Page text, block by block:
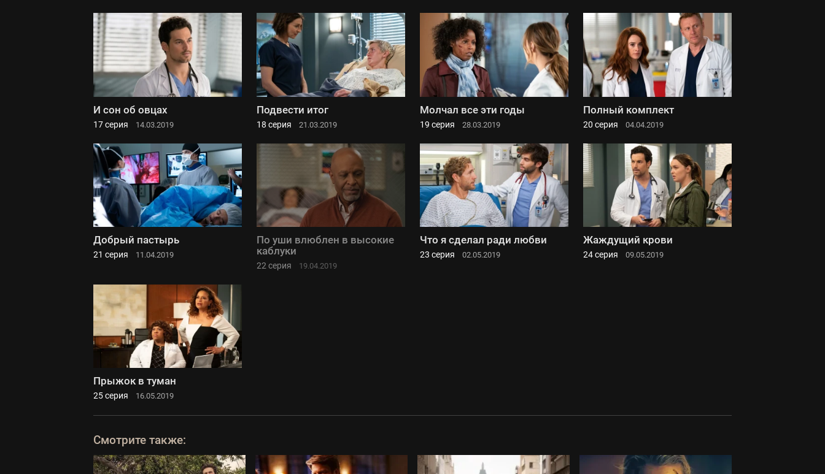
И сон об овцах
17 серия 14.03.2019
Подвести итог
18 серия 21.03.2019
Молчал все эти годы
19 серия 28.03.2019
Полный комплект
20 серия 04.04.2019
Добрый пастырь
21 серия 11.04.2019
По уши влюблен в высокие
каблуки
22 серия 19.04.2019
Что я сделал ради любви
23 серия 02.05.2019
Жаждущий крови
24 серия 09.05.2019
Прыжок в туман
25 серия 16.05.2019
Смотрите также: